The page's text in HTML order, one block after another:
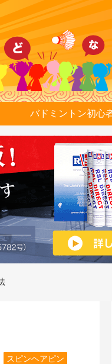
バドミントン初心
スピンヘアピン